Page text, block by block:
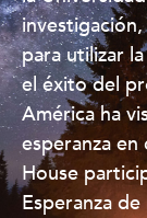
para utilizar
el éxito del
América ha
esperanza en
House
Esperanza